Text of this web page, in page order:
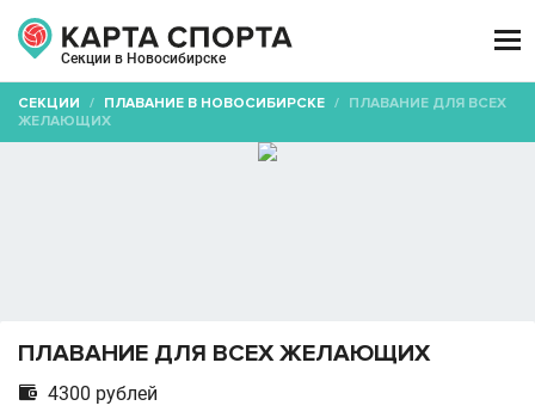
Секции в Новосибирске

СЕКЦИИ / ПЛАВАНИЕ В НОВОСИБИРСКЕ / ПЛАВАНИЕ ДЛЯ ВСЕХ
ЖЕЛАЮЩИХ
ПЛАВАНИЕ ДЛЯ ВСЕХ ЖЕЛАЮЩИХ
 4300 рублей